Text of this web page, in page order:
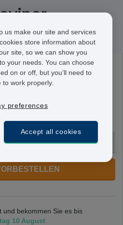
Norethisterone
500 µg
Sie werden einmal am
- 68,95 €
und bekommen Sie es bis
10 August
us make our site and services
store information about
site, so we can show you
your needs. You can choose
on or off, but you’ll need to
work properly.
preferences
Accept all cookies